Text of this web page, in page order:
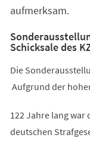
aufmerksam.
Schicksale des
Die
Aufgrund der
122 Jahre lang war
deutschen